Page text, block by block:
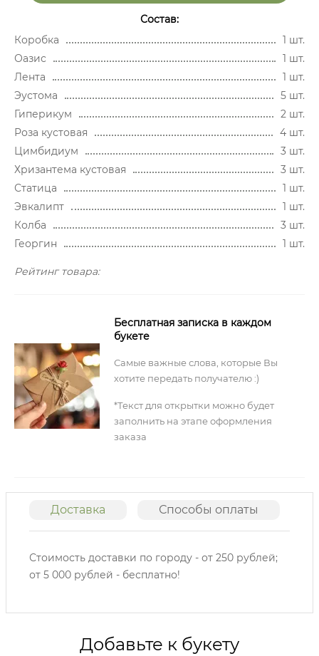
Состав:
Коробка
1 шт.
Оазис
1 шт.
Лента
1 шт.
Эустома
5 шт.
Гиперикум
2 шт.
Роза кустовая
4 шт.
Цимбидиум
3 шт.
Хризантема кустовая
3 шт.
Статица
1 шт.
Эвкалипт
1 шт.
Колба
3 шт.
Георгин
1 шт.
Рейтинг товара:
Бесплатная записка в каждом
букете
Самые важные слова, которые Вы
хотите передать получателю :)
*Текст для открытки можно будет
заполнить на этапе оформления
заказа
Доставка Способы оплаты
Стоимость доставки по городу - от 250 рублей;
от 5 000 рублей - бесплатно!
Добавьте к букету